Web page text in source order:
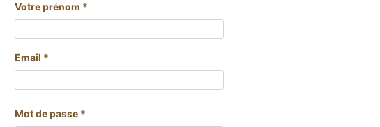
Votre prénom *
Email *
Mot de passe *